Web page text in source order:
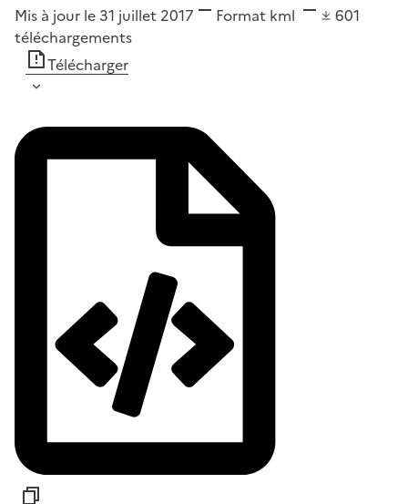
Mis à jour le 31 juillet 2017 Format kml
601
téléchargements
Télécharger